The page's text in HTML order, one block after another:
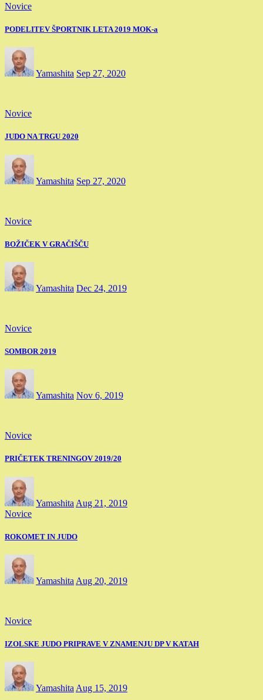
Novice
PODELITEV ŠPORTNIK LETA 2019 MOK-a
Yamashita Sep 27, 2020
Novice
JUDO NA TRGU 2020
Yamashita Sep 27, 2020
Novice
BOŽIČEK V GRAČIŠČU
Yamashita Dec 24, 2019
Novice
SOMBOR 2019
Yamashita Nov 6, 2019
Novice
PRIČETEK TRENINGOV 2019/20
Yamashita Aug 21, 2019
Novice
ROKOMET IN JUDO
Yamashita Aug 20, 2019
Novice
IZOLSKE JUDO PRIPRAVE V ZNAMENJU DP V KATAH
Yamashita Aug 15, 2019